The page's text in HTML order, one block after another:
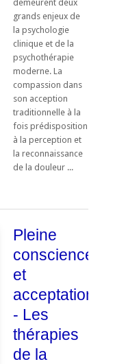
demeurent deux
grands enjeux de
la psychologie
clinique et de la
psychothérapie
moderne. La
compassion dans
son acception
traditionnelle à la
fois prédisposition
à la perception et
la reconnaissance
de la douleur ...
Pleine
conscience
et
acceptation
- Les
thérapies
de la